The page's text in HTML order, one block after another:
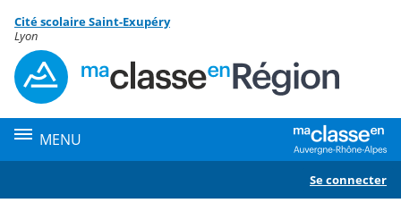
Menu de la rubrique
Contenu
Cité scolaire Saint-Exupéry
Lyon
MENU
Se connecter